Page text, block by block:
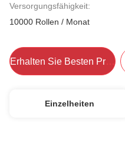
Versorgungsfähigkeit:
10000 Rollen / Monat
Erhalten Sie Besten Preis
Einzelheiten